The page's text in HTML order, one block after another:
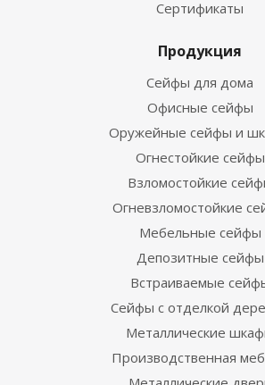
Сертификаты
Продукция
Сейфы для дома
Офисные сейфы
Оружейные сейфы и
Огнестойкие сейфы
Взломостойкие
Огневзломостойкие
Мебельные сейфы
Депозитные сейфы
Встраиваемые
Сейфы с отделкой
Металлические
Производственная